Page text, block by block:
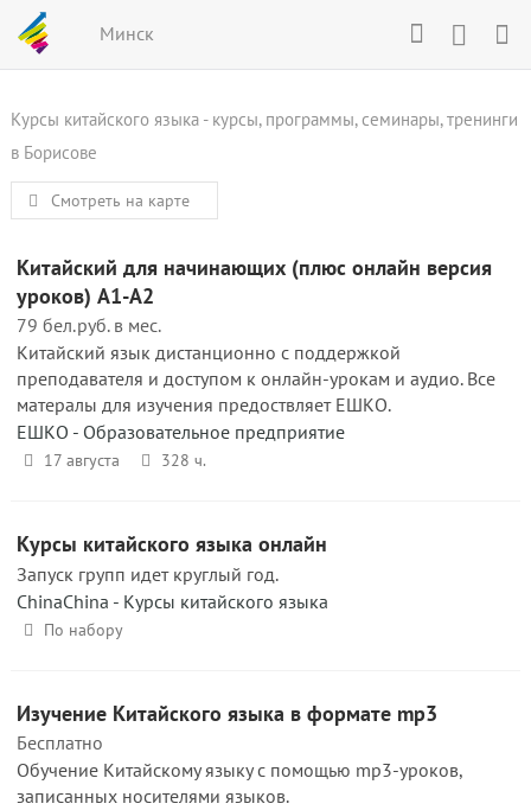
Минск
Курсы китайского языка - курсы, программы, семинары, тренинги
в Борисове
Смотреть на карте
Китайский для начинающих (плюс онлайн версия
уроков) A1-A2
79 бел.руб. в мес.
Китайский язык дистанционно с поддержкой
преподавателя и доступом к онлайн-урокам и аудио. Все
матералы для изучения предоствляет ЕШКО.
ЕШКО - Образовательное предприятие
17 августа 328 ч.
Курсы китайского языка онлайн
Запуск групп идет круглый год.
ChinaChina - Курсы китайского языка
По набору
Изучение Китайского языка в формате mp3
Бесплатно
Обучение Китайскому языку с помощью mp3-уроков,
записанных носителями языков.